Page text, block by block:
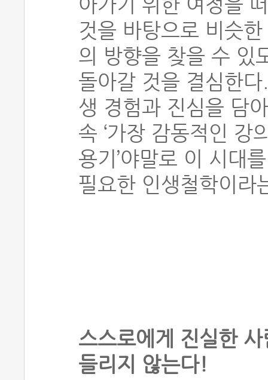
것을 바탕으로 비슷
의 방향을 찾을 수 있
돌아갈 것을 결심한
생 경험과 진심을 담
속 ‘가장 감동적인 강
용기’야말로 이 시대
필요한 인생철학이라
스스로에게 진실한
들리지 않는다!